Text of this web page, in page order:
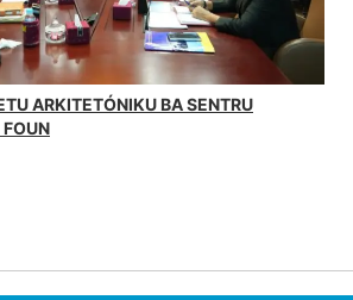
ARKITETÓNIKU BA SENTRU